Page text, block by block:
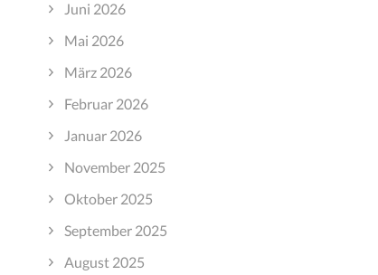
Juni 2026
Mai 2026
März 2026
Februar 2026
Januar 2026
November 2025
Oktober 2025
September 2025
August 2025